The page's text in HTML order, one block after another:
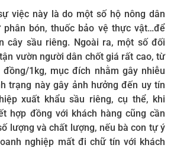
việc này là do một số hộ nông dân
bón, thuốc bảo vệ thực vật…để
cây sầu riêng. Ngoài ra, một số đối
vườn người dân chốt giá rất cao, từ
đồng/1kg, mục đích nhằm gây nhiễu
trạng này gây ảnh hưởng đến uy tín
xuất khẩu sầu riêng, cụ thể, khi
hợp đồng với khách hàng cũng cần
lượng và chất lượng, nếu bà con tự ý
nghiệp mất đi chữ tín với khách